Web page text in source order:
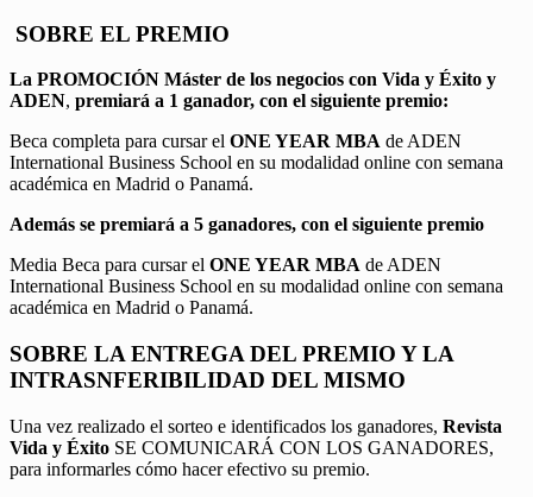
SOBRE EL PREMIO
La PROMOCIÓN Máster de los negocios con Vida y Éxito y
ADEN, premiará a 1 ganador, con el siguiente premio:
Beca completa para cursar el ONE YEAR MBA de ADEN
International Business School en su modalidad online con semana
académica en Madrid o Panamá.
Además se premiará a 5 ganadores, con el siguiente premio
Media Beca para cursar el ONE YEAR MBA de ADEN
International Business School en su modalidad online con semana
académica en Madrid o Panamá.
SOBRE LA ENTREGA DEL PREMIO Y LA
INTRASNFERIBILIDAD DEL MISMO
Una vez realizado el sorteo e identificados los ganadores, Revista
Vida y Éxito SE COMUNICARÁ CON LOS GANADORES,
para informarles cómo hacer efectivo su premio.